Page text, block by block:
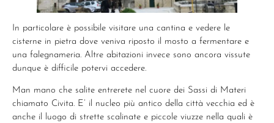
In particolare è possibile visitare una cantina e vedere le
cisterne in pietra dove veniva riposto il mosto a fermentare e
una falegnameria. Altre abitazioni invece sono ancora vissute
dunque è difficile potervi accedere.
Man mano che salite entrerete nel cuore dei Sassi di Materi
chiamato Civita. E’ il nucleo più antico della città vecchia ed è
anche il luogo di strette scalinate e piccole viuzze nella quali è